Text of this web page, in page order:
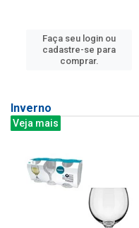
Faça seu login ou
cadastre-se para
comprar.
Inverno
Veja mais